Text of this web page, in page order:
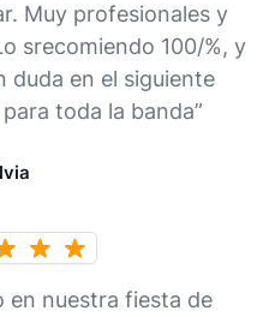
Muy profesionales y
srecomiendo 100/%, y
duda en el siguiente
toda la banda”
en nuestra fiesta de